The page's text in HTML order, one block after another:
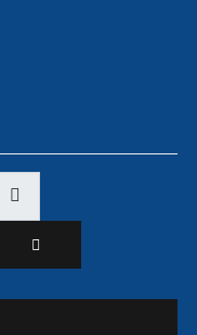
AFFICHER LE MOT DE